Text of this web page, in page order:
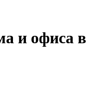
и офиса в